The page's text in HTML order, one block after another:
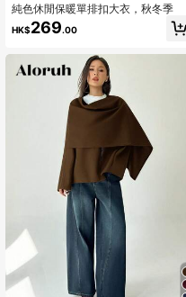
純色休閒保暖單排扣大衣，秋冬季
HK$269.00